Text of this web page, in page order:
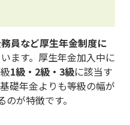
員など厚生年金制度に
ます。厚生年金加入中に
1級・2級・3級に該当す
礎年金よりも等級の幅が
のが特徴です。